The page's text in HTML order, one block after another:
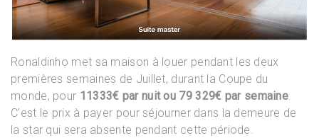
Ronaldinho met sa maison à louer pendant les deux
premières semaines de Juillet, durant la Coupe du
monde, pour 11333€ par nuit ou 79 329€ par semaine.
C’est le prix à payer pour séjourner dans la demeure de
la star qui sera absente pendant cette période.